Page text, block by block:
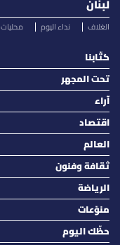
لبنان
الغلاف نداء اليوم محليات
كتّابنا
تحت المجهر
آراء
اقتصاد
العالم
ثقافة وفنون
الرياضة
منوّعات
حظّك اليوم